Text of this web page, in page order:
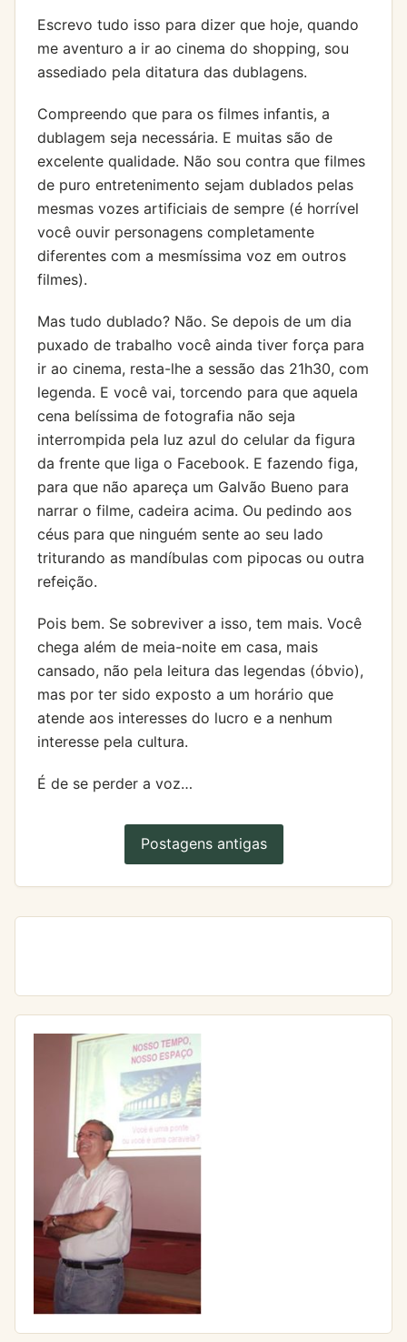
Escrevo tudo isso para dizer que hoje, quando
me aventuro a ir ao cinema do shopping, sou
assediado pela ditatura das dublagens.
Compreendo que para os filmes infantis, a
dublagem seja necessária. E muitas são de
excelente qualidade. Não sou contra que filmes
de puro entretenimento sejam dublados pelas
mesmas vozes artificiais de sempre (é horrível
você ouvir personagens completamente
diferentes com a mesmíssima voz em outros
filmes).
Mas tudo dublado? Não. Se depois de um dia
puxado de trabalho você ainda tiver força para
ir ao cinema, resta-lhe a sessão das 21h30, com
legenda. E você vai, torcendo para que aquela
cena belíssima de fotografia não seja
interrompida pela luz azul do celular da figura
da frente que liga o Facebook. E fazendo figa,
para que não apareça um Galvão Bueno para
narrar o filme, cadeira acima. Ou pedindo aos
céus para que ninguém sente ao seu lado
triturando as mandíbulas com pipocas ou outra
refeição.
Pois bem. Se sobreviver a isso, tem mais. Você
chega além de meia-noite em casa, mais
cansado, não pela leitura das legendas (óbvio),
mas por ter sido exposto a um horário que
atende aos interesses do lucro e a nenhum
interesse pela cultura.
É de se perder a voz…
Postagens antigas